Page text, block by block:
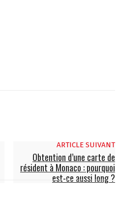
ARTICLE SUIVANT
Obtention d’une carte de
résident à Monaco : pourquoi
est-ce aussi long ?